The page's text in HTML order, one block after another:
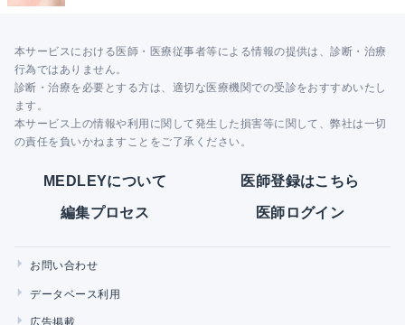
本サービスにおける医師・医療従事者等による情報の提供は、診断・治療
行為ではありません。
診断・治療を必要とする方は、適切な医療機関での受診をおすすめいたし
ます。
本サービス上の情報や利用に関して発生した損害等に関して、弊社は一切
の責任を負いかねますことをご了承ください。
MEDLEYについて 医師登録はこちら
編集プロセス 医師ログイン
お問い合わせ
データベース利用
広告掲載